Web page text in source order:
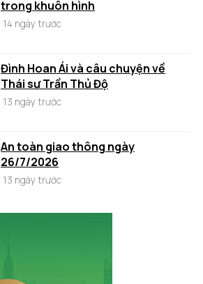
trong khuôn hình
14 ngày trước
Đình Hoan Ái và câu chuyện về
Thái sư Trần Thủ Độ
13 ngày trước
An toàn giao thông ngày
26/7/2026
13 ngày trước